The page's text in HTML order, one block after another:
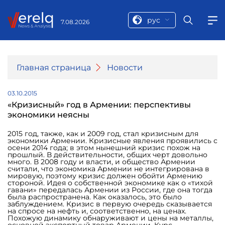
7.08.2026 рус
Главная страница Новости
03.10.2015
«Кризисный» год в Армении: перспективы
экономики неясны
2015 год, также, как и 2009 год, стал кризисным для
экономики Армении. Кризисные явления проявились с
осени 2014 года; в этом нынешний кризис похож на
прошлый. В действительности, общих черт довольно
много. В 2008 году и власти, и общество Армении
считали, что экономика Армении не интегрирована в
мировую, поэтому кризис должен обойти Армению
стороной. Идея о собственной экономике как о «тихой
гавани» передалась Армении из России, где она тогда
была распространена. Как оказалось, это было
заблуждением. Кризис в первую очередь сказывается
на спросе на нефть и, соответственно, на ценах.
Похожую динамику обнаруживают и цены на металлы,